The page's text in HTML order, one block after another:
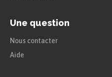
Une question
Nous contacter
Aide